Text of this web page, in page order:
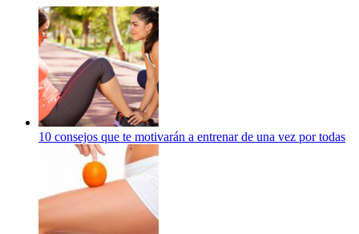
10 consejos que te motivarán a entrenar de una vez por todas